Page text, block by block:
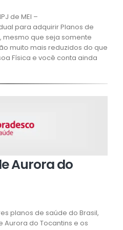
de MEI –
para adquirir Planos de
mesmo que seja somente
muito mais reduzidos do que
Física e você conta ainda
Aurora do
planos de saúde do Brasil,
Aurora do Tocantins e os